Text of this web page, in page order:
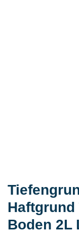
Haftgrund
Boden 2L